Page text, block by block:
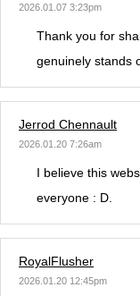
2026.01.07 3:23pm
Thank you for
genuinely stands
Jerrod Chennault
2026.01.20 7:26am
I believe this
everyone : D.
RoyalFlusher
2026.01.20 12:45pm